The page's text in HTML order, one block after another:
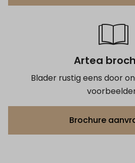
Artea
Blader rustig eens door
Brochure